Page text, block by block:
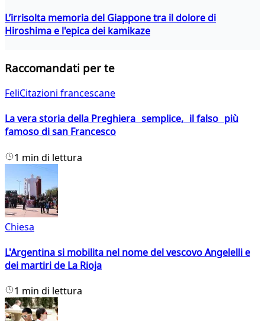
L’irrisolta memoria del Giappone tra il dolore di
Hiroshima e l'epica dei kamikaze
Raccomandati per te
FeliCitazioni francescane
La vera storia della Preghiera semplice, il falso più
famoso di san Francesco
1 min di lettura
Chiesa
L'Argentina si mobilita nel nome del vescovo Angelelli e
dei martiri de La Rioja
1 min di lettura